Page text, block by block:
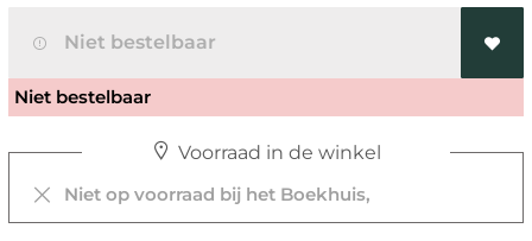
Niet bestelbaar
Niet bestelbaar
Voorraad in de winkel
Niet op voorraad bij het Boekhuis,